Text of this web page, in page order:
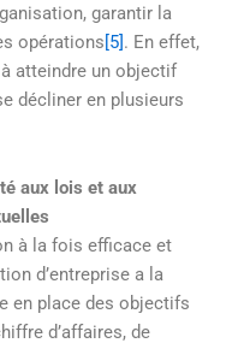
garantir la
opérations[5]. En effet,
atteindre un objectif
décliner en plusieurs
aux lois et aux
à la fois efficace et
d’entreprise a la
en place des objectifs
d’affaires, de